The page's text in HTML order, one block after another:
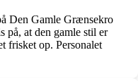
Den Gamle Grænsekro
på, at den gamle stil er
frisket op. Personalet